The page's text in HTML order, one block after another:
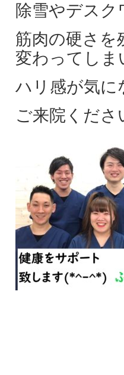
除雪やデスク
筋肉の硬さを
変わってしま
ハリ感が気に
ご来院くださ